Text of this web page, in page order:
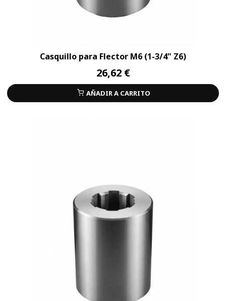
Casquillo para Flector M6 (1-3/4" Z6)
26,62 €
AÑADIR A CARRITO